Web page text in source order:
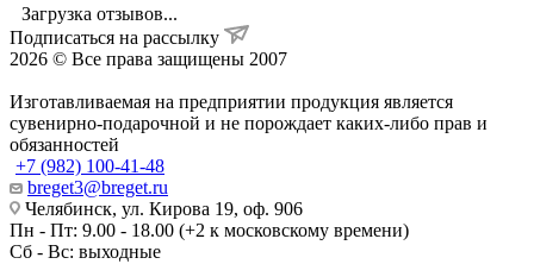
Загрузка отзывов...
Подписаться на рассылку
2026 © Все права защищены 2007
Изготавливаемая на предприятии продукция является
сувенирно-подарочной и не порождает каких-либо прав и
обязанностей
+7 (982) 100-41-48
breget3@breget.ru
Челябинск, ул. Кирова 19, оф. 906
Пн - Пт: 9.00 - 18.00 (+2 к московскому времени)
Сб - Вс: выходные